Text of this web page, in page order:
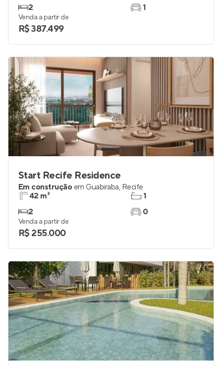
2
1
Venda a partir de
R$ 387.499
Start Recife Residence
Em construção em Guabiraba, Recife
42 m²
2
1
0
Venda a partir de
R$ 255.000